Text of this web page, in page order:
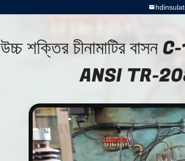
উচ্চ শক্তির চীনামাটির বাসন
ANSI TR-